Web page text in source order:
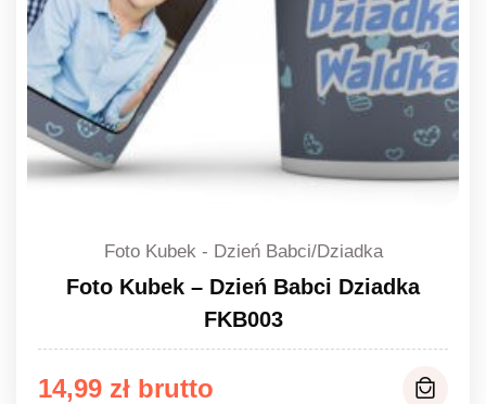
Foto Kubek - Dzień Babci/Dziadka
Foto Kubek – Dzień Babci Dziadka
FKB003
14,99 zł